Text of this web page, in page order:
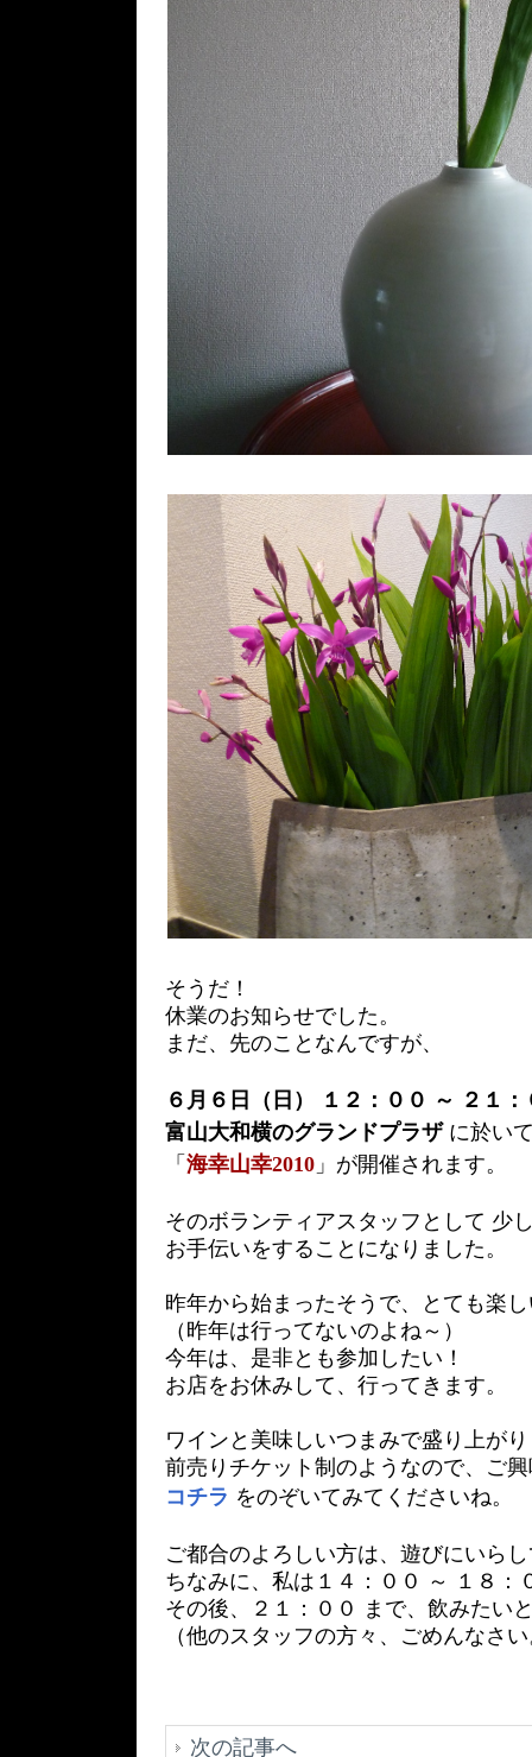
そうだ！
休業のお知らせでした。
まだ、先のことなんですが、
６月６日（日） １２：００ ～ ２１：
富山大和横のグランドプラザに於い
「 海幸山幸2010 」が開催されます。
そのボランティアスタッフとして 少
お手伝いをすることになりました。
昨年から始まったそうで、とても楽
（昨年は行ってないのよね～）
今年は、是非とも参加したい！
お店をお休みして、行ってきます。
ワインと美味しいつまみで盛り上が
前売りチケット制のようなので、ご
コチラ をのぞいてみてくださいね。
ご都合のよろしい方は、遊びにいら
ちなみに、私は１４：００ ～ １８：
その後、２１：００ まで、飲みたい
（他のスタッフの方々、ごめんなさ
次の記事へ